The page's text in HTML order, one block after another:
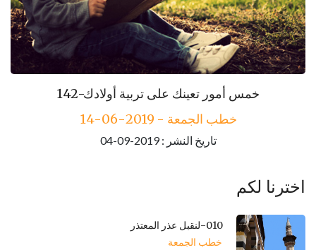
142-خمس أمور تعينك على تربية أولادك
خطب الجمعة - 2019-06-14
تاريخ النشر : 2019-09-04
143-مكارم الأخلاق
خطب الجمعة - 2019-06-21
تاريخ النشر : 2019-09-04
اخترنا لكم
010-لنقبل عذر المعتذر
خطب الجمعة